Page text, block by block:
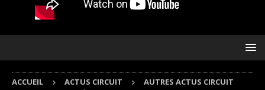
ACCUEIL ACTUS CIRCUIT
AUTRES ACTUS CIRCUIT